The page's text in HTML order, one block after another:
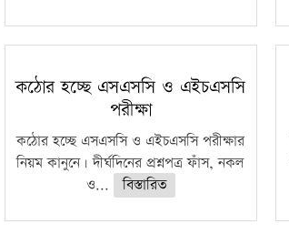
কঠোর হচ্ছে এসএসসি ও এইচএসসি
পরীক্ষা
কঠোর হচ্ছে এসএসসি ও এইচএসসি পরীক্ষার
নিয়ম কানুনে। দীর্ঘদিনের প্রশ্নপত্র ফাঁস, নকল
ও...
বিস্তারিত